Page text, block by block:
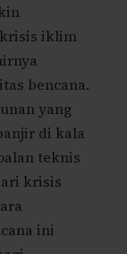
iklim
bencana.
yang
di kala
teknis
krisis
ini